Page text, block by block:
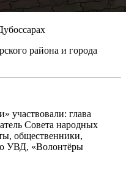
района и города
участвовали: глава
Совета народных
общественники,
УВД, «Волонтёры